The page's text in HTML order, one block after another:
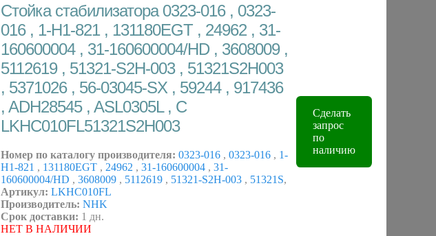
Cтойка стабилизатора 0323-016 , 0323-
016 , 1-H1-821 , 131180EGT , 24962 , 31-
160600004 , 31-160600004/HD , 3608009 ,
5112619 , 51321-S2H-003 , 51321S2H003
, 5371026 , 56-03045-SX , 59244 , 917436
, ADH28545 , ASL0305L , C
LKHC010FL51321S2H003
Номер по каталогу производителя: 0323-016 , 0323-016 , 1-
H1-821 , 131180EGT , 24962 , 31-160600004 , 31-
160600004/HD , 3608009 , 5112619 , 51321-S2H-003 , 51321S,
Артикул: LKHC010FL
Производитель: NHK
Срок доставки: 1 дн.
НЕТ В НАЛИЧИИ
Сделать
запрос
по
наличию